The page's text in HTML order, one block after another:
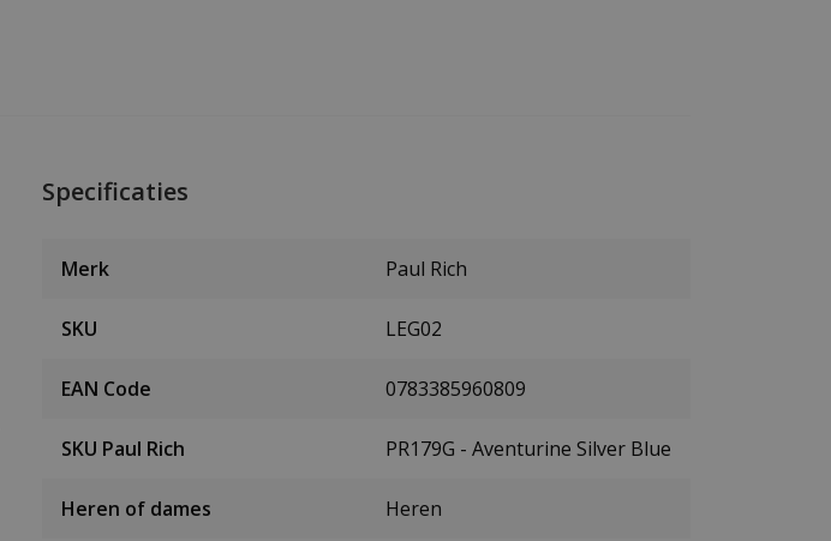
Specificaties
Merk Paul Rich
SKU LEG02
EAN Code 0783385960809
SKU Paul Rich PR179G - Aventurine Silver Blue
Heren of dames Heren